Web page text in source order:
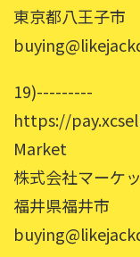
東京都八王子市
19)---------
https://
Market
株式会社マーケ
福井県福井市